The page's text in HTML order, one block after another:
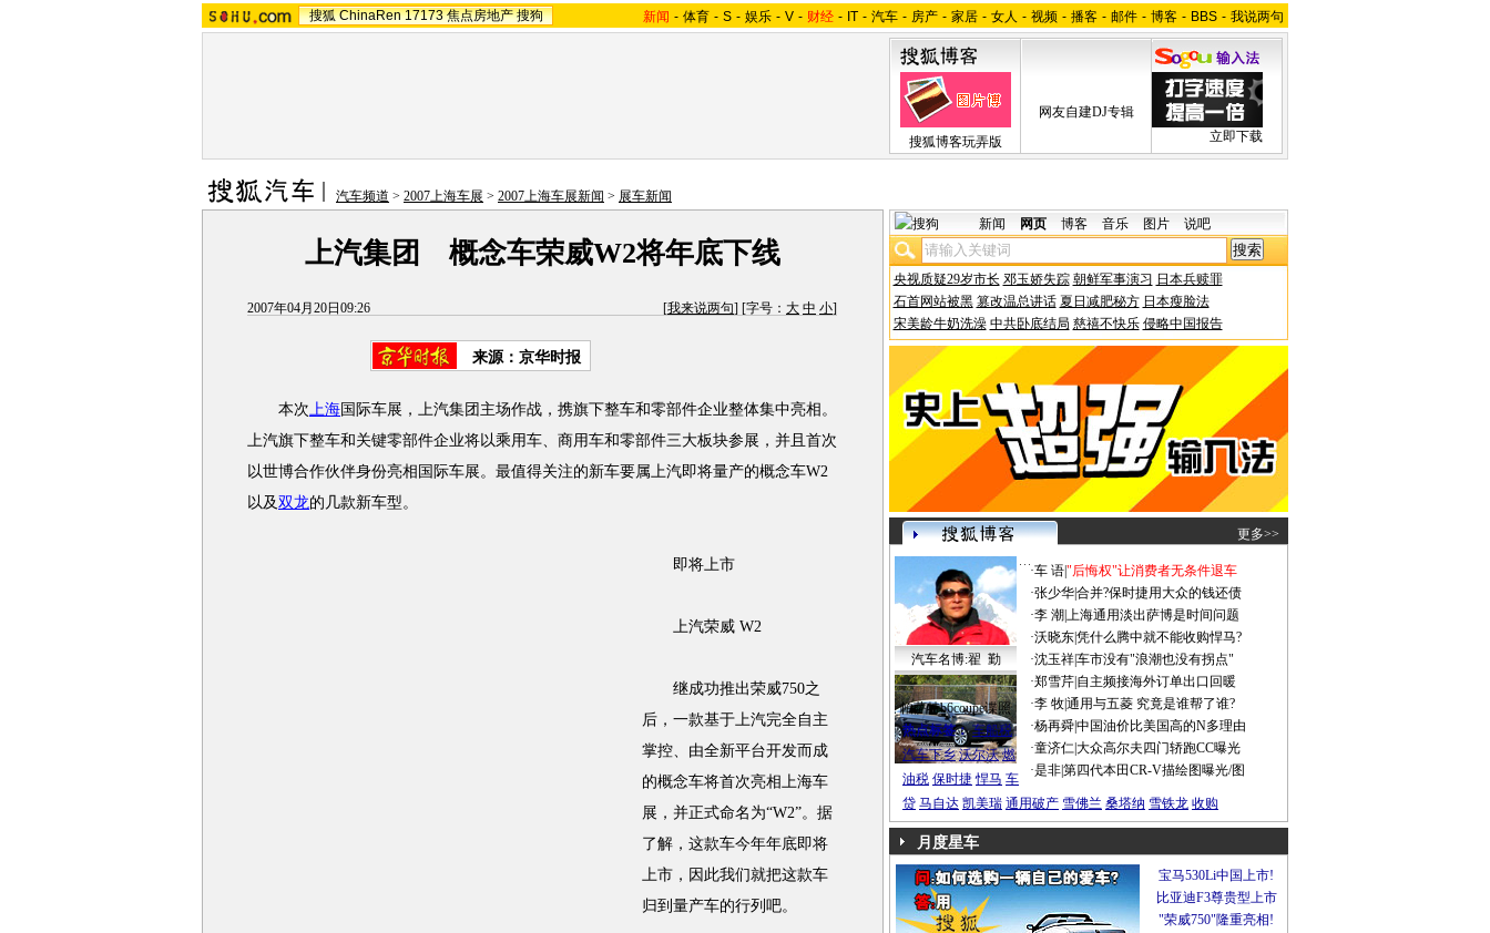
搜狐 ChinaRen 17173 焦点房地产 搜狗 新闻 - 体育 - S - 娱乐 - V - 财经 - IT - 汽车 - 房产 - 家居 - 女人 - 视频 - 播客 - 邮件 - 博客 - BBS - 我说两句
搜狐博客玩弄版
网友自建DJ专辑
立即下载
汽车频道 > 2007上海车展 > 2007上海车展新闻 > 展车新闻
上汽集团 概念车荣威W2将年底下线
2007年04月20日09:26 [我来说两句] [字号： 大 中 小]
来源：京华时报
本次上海国际车展，上汽集团主场作战，携旗下整车和零部件企业整体集中亮相。
上汽旗下整车和关键零部件企业将以乘用车、商用车和零部件三大板块参展，并且首次
以世博合作伙伴身份亮相国际车展。最值得关注的新车要属上汽即将量产的概念车W2
以及双龙的几款新车型。
即将上市
上汽荣威 W2
继成功推出荣威750之
后，一款基于上汽完全自主
掌控、由全新平台开发而成
的概念车将首次亮相上海车
展，并正式命名为“W2”。据
了解，这款车今年年底即将
上市，因此我们就把这款车
归到量产车的行列吧。
新闻 网页 博客 音乐 图片 说吧
央视质疑29岁市长 邓玉娇失踪 朝鲜军事演习 日本兵赎罪
石首网站被黑 篡改温总讲话 夏日减肥秘方 日本瘦脸法
宋美龄牛奶洗澡 中共卧底结局 慈禧不快乐 侵略中国报告
更多>>
汽车名博:翟 勤
帕萨特b6coupe谍照
·车 语|"后悔权"让消费者无条件退车
·张少华|合并?保时捷用大众的钱还债
·李 潮 上海通用淡出萨博是时间问题
·沃晓东|凭什么腾中就不能收购悍马?
·沈玉祥|车市没有"浪潮也没有拐点"
·郑雪芹| 自主频接海外订单出口回暖
·李 牧|通用与五菱 究竟是谁帮了谁?
·杨再舜|中国油价比美国高的N多理由
·童济仁|大众高尔夫四门轿跑CC曝光
·是非|第四代本田CR-V描绘图曝光/图
热点标签： 车船税
汽车下乡 沃尔沃 燃
油税 保时捷 悍马 车
贷 马自达 凯美瑞 通用破产 雪佛兰 桑塔纳 雪铁龙 收购
月度星车
宝马530Li中国上市!
比亚迪F3尊贵型上市
"荣威750"隆重亮相!